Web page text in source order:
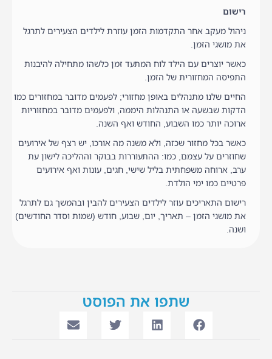
רישום
ניהול מעקב אחר התקדמות הזמן עוזרת לילדים הצעירים לתרגל
את מושגי הזמן.
כאשר יוצרים עם הילד לוח המתעד זמן כלשהו מתחילה להיבנות
התפיסה המחזורית של הזמן.
החיים שלנו מתנהלים באופן מחזורי; לפעמים מדובר במחזורים כמו
הדקות שבשעה או התנהלות היממה, ולפעמים מדובר במחזוריות
ארוכה יותר כמו השבוע, החודש ואף השנה.
כאשר בכל מחזור שכזה, ולא משנה מה אורכו, יש רצף של אירועים
שחוזרים על עצמם, כמו: ההתעוררות בבוקר וההליכה לישון עת
ערב, ארוחה משפחתית בליל שישי, חגים, עונות ואף אירועים
פרטיים כמו ימי הולדת.
רישום התאריכים עוזר לילדים הצעירים להבין ובהמשך גם לתרגל
את מושגי הזמן – תאריך, יום, שבוע, חודש (שמות וסדר החודשים)
ושנה.
שתפו את הפוסט